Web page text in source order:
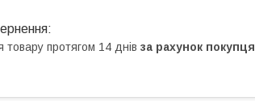
товару протягом 14 днів за рахунок покупця